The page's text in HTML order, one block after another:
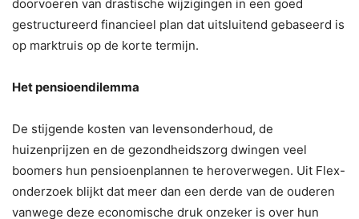
doorvoeren van drastische wijzigingen in een goed
gestructureerd financieel plan dat uitsluitend gebaseerd is
op marktruis op de korte termijn.
Het pensioendilemma
De stijgende kosten van levensonderhoud, de
huizenprijzen en de gezondheidszorg dwingen veel
boomers hun pensioenplannen te heroverwegen. Uit Flex-
onderzoek blijkt dat meer dan een derde van de ouderen
vanwege deze economische druk onzeker is over hun